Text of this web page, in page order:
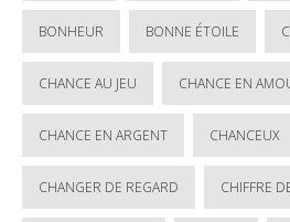
BONHEUR BONNE ÉTOILE
CHANCE AU JEU CHANCE EN
CHANCE EN ARGENT CHANCEUX
CHANGER DE REGARD CHIFFRE